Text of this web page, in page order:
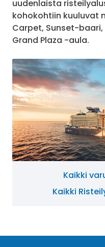
uudenlaista
kohokohtiin kuuluvat
Carpet, Sunset-
Grand Plaza -aula.
Kaikki
Kaikki